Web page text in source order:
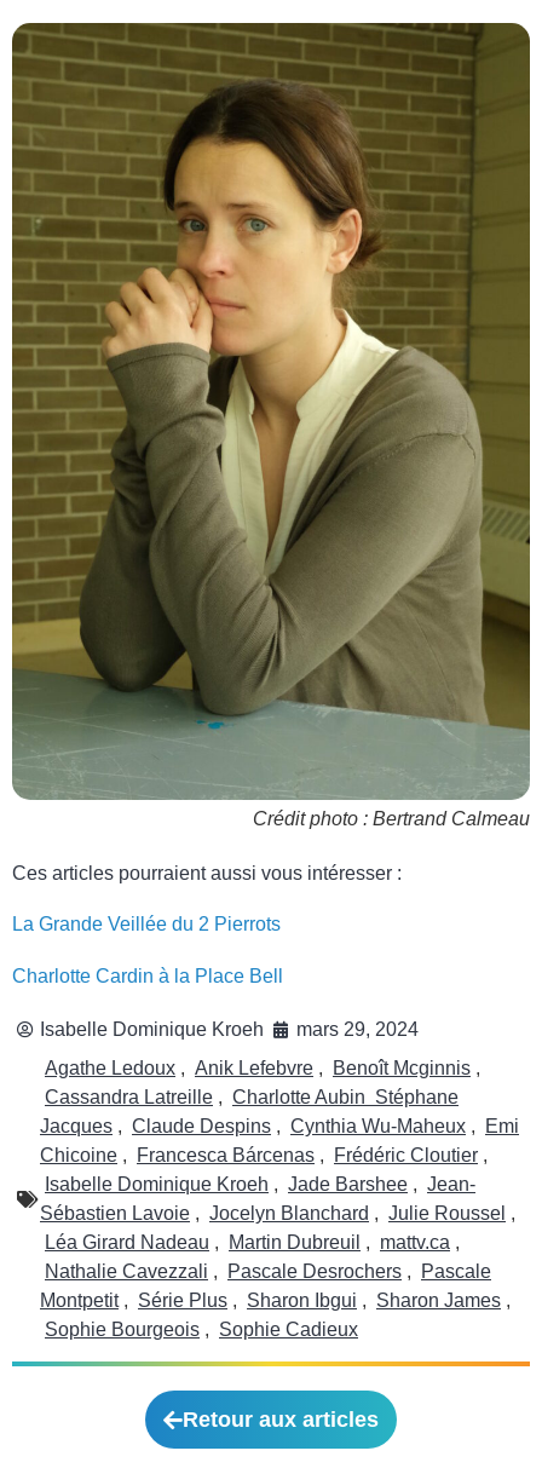
Crédit photo : Bertrand Calmeau
Ces articles pourraient aussi vous intéresser :
La Grande Veillée du 2 Pierrots
Charlotte Cardin à la Place Bell
Isabelle Dominique Kroeh
mars 29, 2024
Agathe Ledoux , Anik Lefebvre , Benoît Mcginnis ,
Cassandra Latreille , Charlotte Aubin Stéphane
Jacques , Claude Despins , Cynthia Wu-Maheux ,
Emi
Chicoine , Francesca Bárcenas , Frédéric Cloutier ,
Isabelle Dominique Kroeh , Jade Barshee , Jean-
Sébastien Lavoie , Jocelyn Blanchard , Julie Roussel ,
Léa Girard Nadeau , Martin Dubreuil , mattv.ca ,
Nathalie Cavezzali , Pascale Desrochers ,
Pascale
Montpetit , Série Plus , Sharon Ibgui , Sharon James ,
Sophie Bourgeois , Sophie Cadieux
Retour aux articles